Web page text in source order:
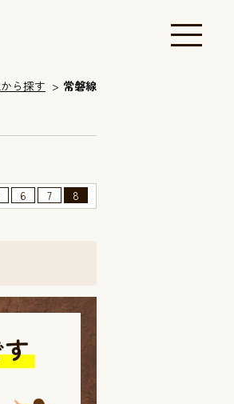
ら探す 常磐線
6 7
8